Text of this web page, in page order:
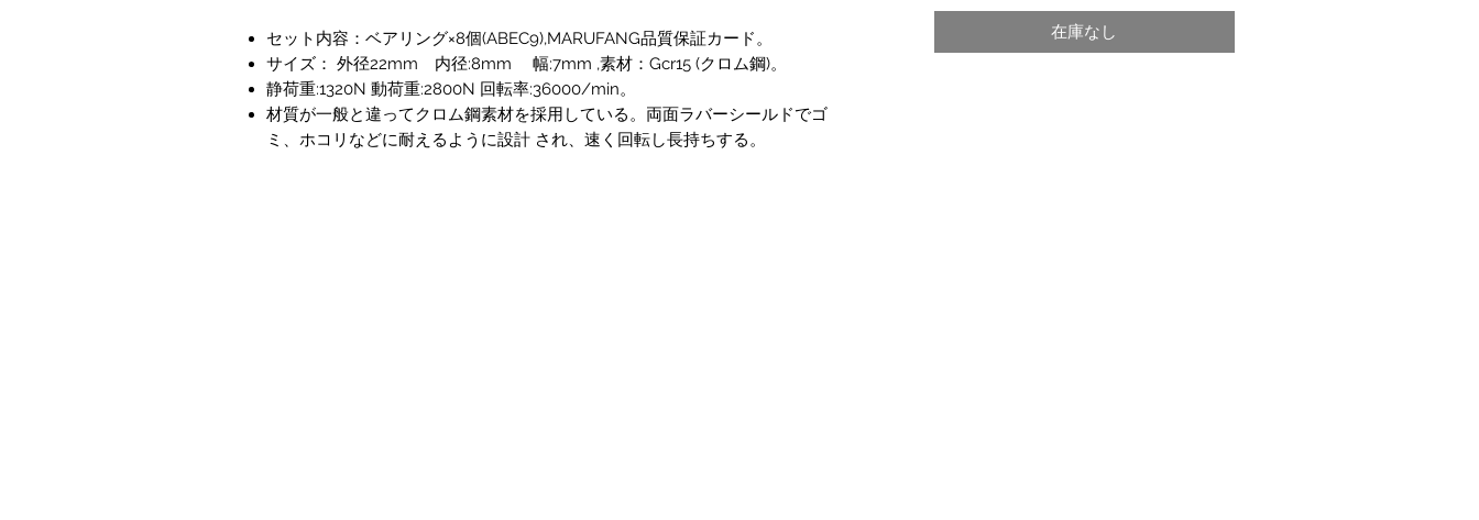
セット内容：ベアリング×8個(ABEC9),MARUFANG品質保証カード。
サイズ： 外径22mm 内径:8mm 幅:7mm ,素材：Gcr15 (クロム鋼)。
静荷重:1320N 動荷重:2800N 回転率:36000/min。
材質が一般と違ってクロム鋼素材を採用している。両面ラバーシールドでゴ
ミ、ホコリなどに耐えるように設計 され、速く回転し長持ちする。
在庫なし